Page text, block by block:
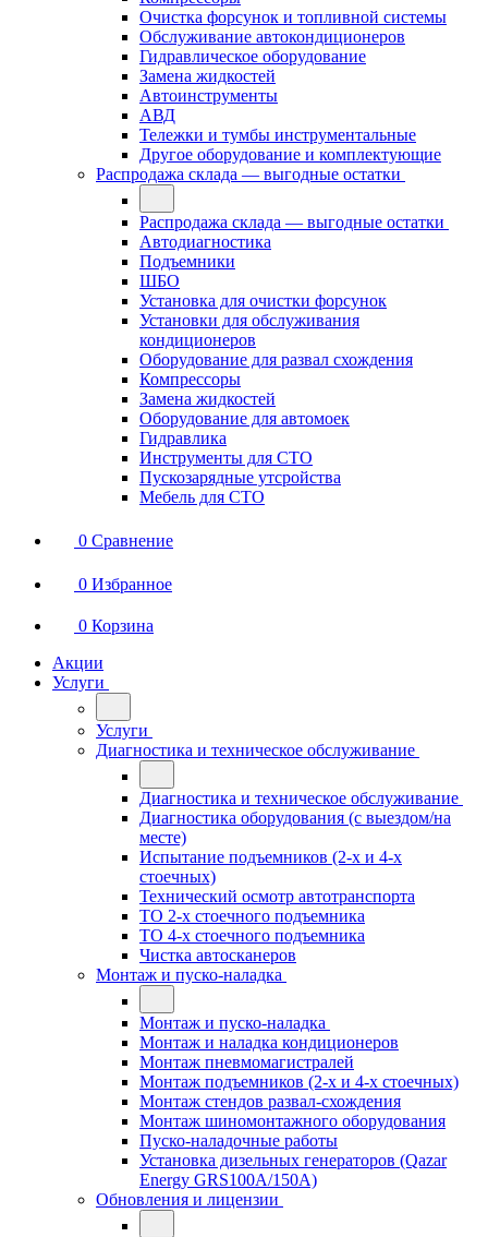
Очистка форсунок и топливной системы
Обслуживание автокондиционеров
Гидравлическое оборудование
Замена жидкостей
Автоинструменты
АВД
Тележки и тумбы инструментальные
Другое оборудование и комплектующие
Распродажа склада — выгодные остатки
Распродажа склада — выгодные остатки
Автодиагностика
Подъемники
ШБО
Установка для очистки форсунок
Установки для обслуживания
кондиционеров
Оборудование для развал схождения
Компрессоры
Замена жидкостей
Оборудование для автомоек
Гидравлика
Инструменты для СТО
Пускозарядные утсройства
Мебель для СТО
0 Сравнение
0 Избранное
0 Корзина
Акции
Услуги
Услуги
Диагностика и техническое обслуживание
Диагностика и техническое обслуживание
Диагностика оборудования (с выездом/на
месте)
Испытание подъемников (2-х и 4-х
стоечных)
Технический осмотр автотранспорта
ТО 2-х стоечного подъемника
ТО 4-х стоечного подъемника
Чистка автосканеров
Монтаж и пуско-наладка
Монтаж и пуско-наладка
Монтаж и наладка кондиционеров
Монтаж пневмомагистралей
Монтаж подъемников (2-х и 4-х стоечных)
Монтаж стендов развал-схождения
Монтаж шиномонтажного оборудования
Пуско-наладочные работы
Установка дизельных генераторов (Qazar
Energy GRS100A/150A)
Обновления и лицензии